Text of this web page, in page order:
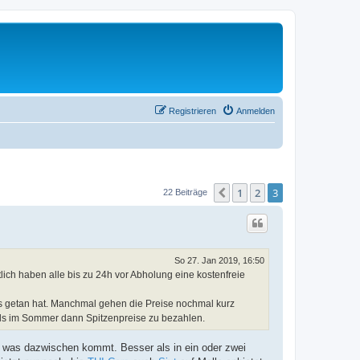
Anmelden
Registrieren
22 Beiträge Vorherige
1 2 3
So 27. Jan 2019, 16:50
haben alle bis zu 24h vor Abholung eine kostenfreie
hat. Manchmal gehen die Preise nochmal kurz
im Sommer dann Spitzenpreise zu bezahlen.
dazwischen kommt. Besser als in ein oder zwei